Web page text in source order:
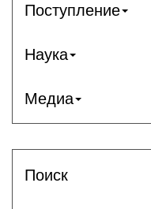
Поступление
Наука
Медиа
Поиск